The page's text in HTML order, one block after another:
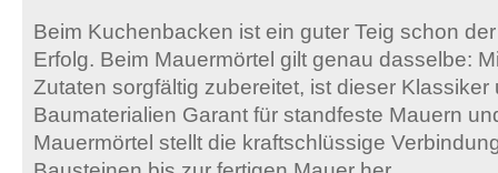
Beim Kuchenbacken ist ein guter Teig schon
Erfolg. Beim Mauermörtel gilt genau dasselbe:
Zutaten sorgfältig zubereitet, ist dieser Klassiker
Baumaterialien Garant für standfeste Mauern
Mauermörtel stellt die kraftschlüssige